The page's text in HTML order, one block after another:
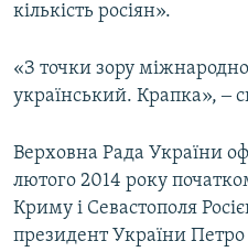
кількість росіян».
«З точки зору
український. Крапка», ‒
Верховна Рада України
лютого 2014 року
Криму і Севастополя
президент України